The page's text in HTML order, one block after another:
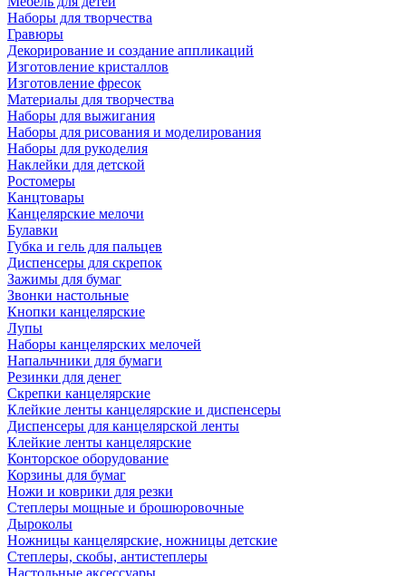
Наборы для творчества
Гравюры
Декорирование и создание аппликаций
Изготовление кристаллов
Изготовление фресок
Материалы для творчества
Наборы для выжигания
Наборы для рисования и моделирования
Наборы для рукоделия
Наклейки для детской
Ростомеры
Канцтовары
Канцелярские мелочи
Булавки
Губка и гель для пальцев
Диспенсеры для скрепок
Зажимы для бумаг
Звонки настольные
Кнопки канцелярские
Лупы
Наборы канцелярских мелочей
Напальчники для бумаги
Резинки для денег
Скрепки канцелярские
Клейкие ленты канцелярские и диспенсеры
Диспенсеры для канцелярской ленты
Клейкие ленты канцелярские
Конторское оборудование
Корзины для бумаг
Ножи и коврики для резки
Степлеры мощные и брошюровочные
Дыроколы
Ножницы канцелярские, ножницы детские
Степлеры, скобы, антистеплеры
Настольные аксессуары